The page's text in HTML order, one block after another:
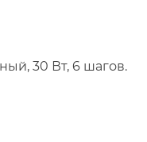
30 Вт, 6 шагов.